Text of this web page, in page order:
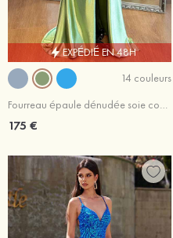
EXPÉDIÉ EN 48H
14 couleurs
Fourreau épaule dénudée soie comme du satin Traîne balayage robe de bal avec drapé latéral fendue
175 €